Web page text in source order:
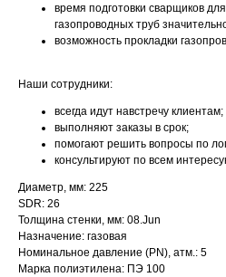
время подготовки сварщиков
газопроводных труб
возможность прокладки
Наши сотрудники:
всегда идут навстречу клиентам;
выполняют заказы в срок;
помогают решить вопросы по
консультируют по всем
Диаметр, мм: 225
SDR: 26
Толщина стенки, мм: 08.Jun
Назначение: газовая
Номинальное давление (PN), атм.: 5
Марка полиэтилена: ПЭ 100